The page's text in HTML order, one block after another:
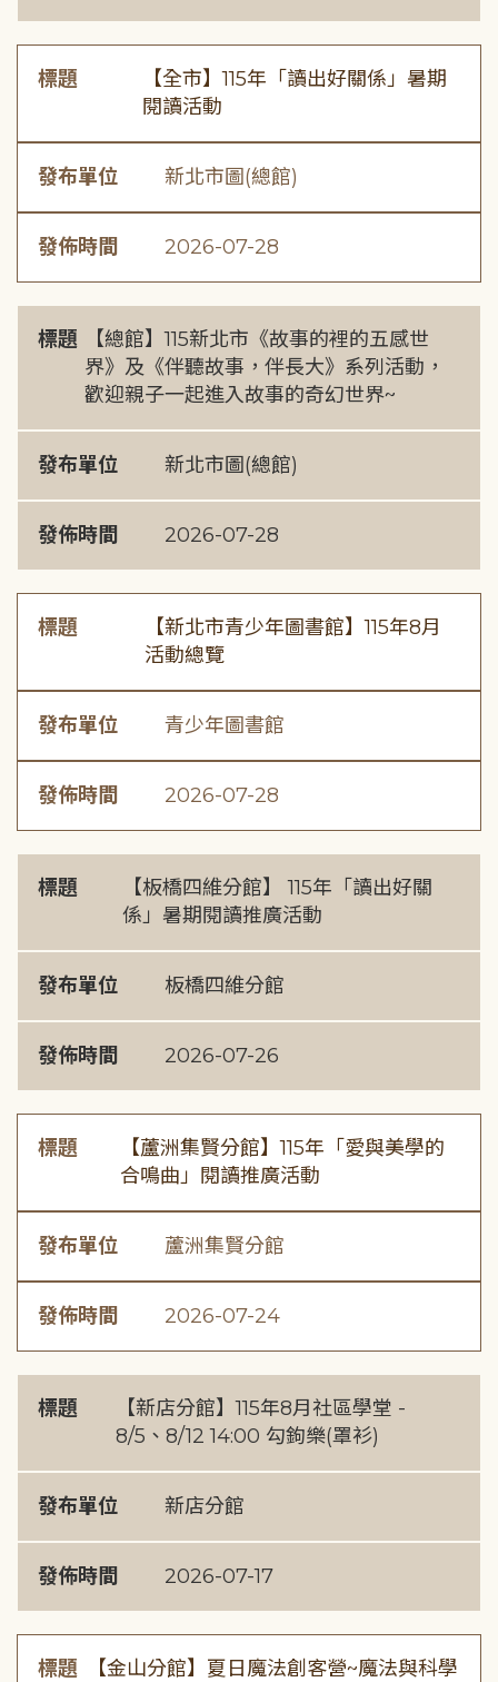
標題
【全市】115年「讀出好關係」暑期
閱讀活動
發布單位 新北市圖(總館)
發佈時間 2026-07-28
標題
【總館】115新北市《故事的裡的五感世
界》及《伴聽故事，伴長大》系列活動，
歡迎親子一起進入故事的奇幻世界~
發布單位 新北市圖(總館)
發佈時間 2026-07-28
標題
【新北市青少年圖書館】115年8月
活動總覽
發布單位 青少年圖書館
發佈時間 2026-07-28
標題
【板橋四維分館】 115年「讀出好關
係」暑期閱讀推廣活動
發布單位 板橋四維分館
發佈時間 2026-07-26
標題
【蘆洲集賢分館】115年「愛與美學的
合鳴曲」閱讀推廣活動
發布單位 蘆洲集賢分館
發佈時間 2026-07-24
標題
【新店分館】115年8月社區學堂 -
8/5、8/12 14:00 勾鉤樂(罩衫)
發布單位 新店分館
發佈時間 2026-07-17
標題
【金山分館】夏日魔法創客營~魔法與科學